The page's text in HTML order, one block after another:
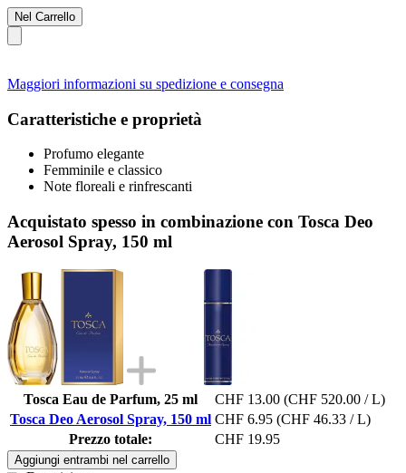
Nel Carrello
Maggiori informazioni su spedizione e consegna
Caratteristiche e proprietà
Profumo elegante
Femminile e classico
Note floreali e rinfrescanti
Acquistato spesso in combinazione con Tosca Deo
Aerosol Spray, 150 ml
Tosca Eau de Parfum, 25 ml CHF 13.00 (CHF 520.00 / L)
Tosca Deo Aerosol Spray, 150 ml CHF 6.95 (CHF 46.33 / L)
Prezzo totale:
CHF 19.95
Aggiungi entrambi nel carrello